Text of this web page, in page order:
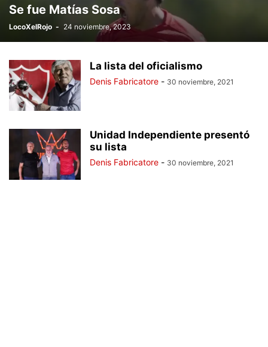
Se fue Matías Sosa
LocoXelRojo - 24 noviembre, 2023
La lista del oficialismo
Denis Fabricatore - 30 noviembre, 2021
Unidad Independiente presentó
su lista
Denis Fabricatore - 30 noviembre, 2021